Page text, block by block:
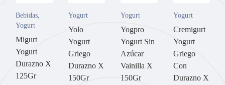
Bebidas,
Yogurt
Migurt
Yogurt
Durazno X
125Gr
Yogurt
Yolo
Yogurt
Griego
Durazno X
150Gr
Yogurt
Yogpro
Yogurt Sin
Azúcar
Vainilla X
150Gr
Yogurt
Cremigurt
Yogurt
Griego
Con
Durazno X